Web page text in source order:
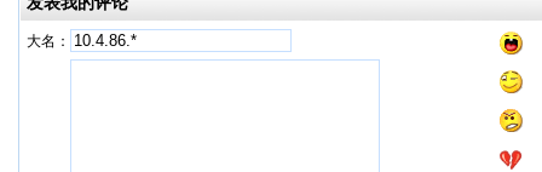
大名：